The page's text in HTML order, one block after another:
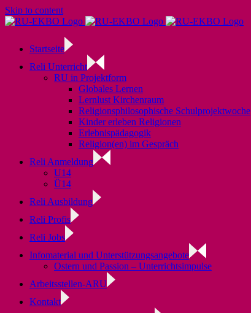
Skip to content
Startseite
Reli Unterricht
RU in Projektform
Globales Lernen
Lernlust Kirchenraum
Religionsphilosophische Schulprojektwoche
Kinder erleben Religionen
Erlebnispädagogik
Religion(en) im Gespräch
Reli Anmeldung
U14
Ü14
Reli Ausbildung
Reli Profis
Reli Jobs
Infomaterial und Unterstützungsangebote
Ostern und Passion – Unterrichtsimpulse
Arbeitsstellen-ARU
Kontakt